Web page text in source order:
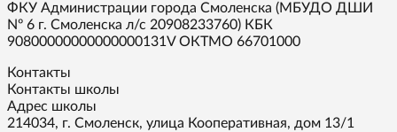
ФКУ Администрации города Смоленска (МБУДО ДШИ
Nº 6 г. Смоленска л/с 20908233760) КБК
90800000000000000131V ОКТМО 66701000
Контакты
Контакты школы
Адрес школы
214034, г. Смоленск, улица Кооперативная, дом 13/1